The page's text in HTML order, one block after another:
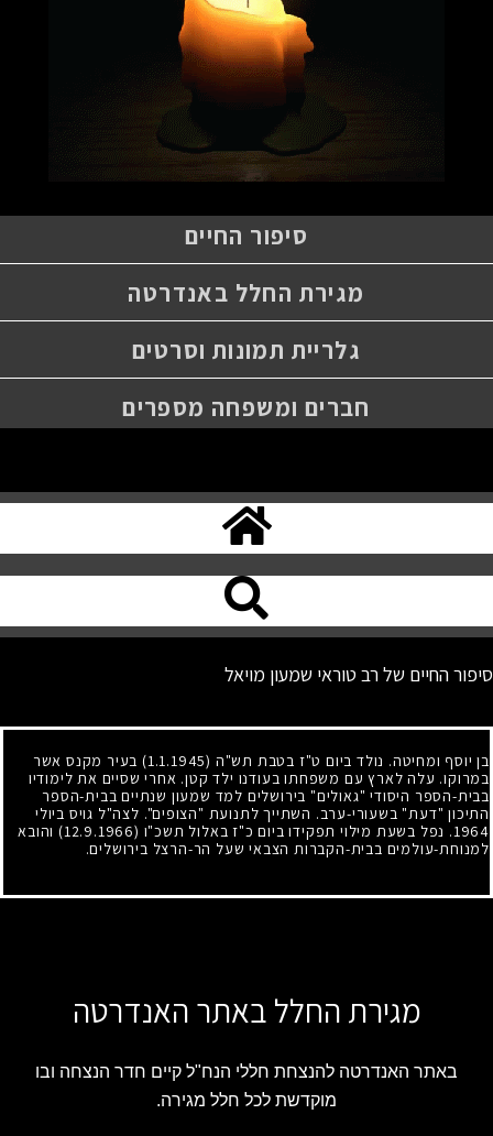
סיפור החיים
מגירת החלל באנדרטה
גלריית תמונות וסרטים
חברים ומשפחה מספרים
סיפור החיים של רב טוראי שמעון מויאל
בן יוסף ומחיטה. נולד ביום ט"ז בטבת תש"ה (1.1.1945)
בעיר מקנס אשר
במרוקו. עלה לארץ עם משפחתו בעודנו ילד קטן. אחרי שסיים את לימודיו
בבית-הספר היסודי "גאולים" בירושלים למד שמעון שנתיים בבית-הספר
התיכון "דעת" בשעורי-ערב. השתייך לתנועת "הצופים". לצה"ל גויס ביולי
1964. נפל בשעת מילוי תפקידו ביום כ"ז באלול תשכ"ו (12.9.1966)
והובא
למנוחת-עולמים בבית-הקברות הצבאי שעל הר-הרצל בירושלים.
מגירת החלל באתר האנדרטה
באתר האנדרטה להנצחת חללי הנח"ל קיים חדר הנצחה ובו
מוקדשת לכל חלל מגירה.